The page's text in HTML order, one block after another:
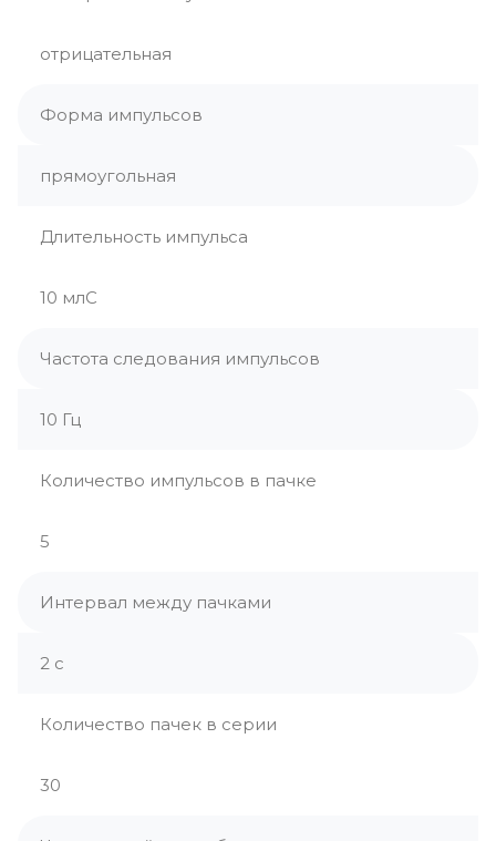
отрицательная
Форма импульсов
прямоугольная
Длительность импульса
10 млС
Частота следования импульсов
10 Гц
Количество импульсов в пачке
5
Интервал между пачками
2 с
Количество пачек в серии
30